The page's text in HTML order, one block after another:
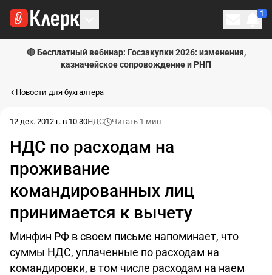
1
🔴 Бесплатный вебинар: Госзакупки 2026: изменения,
казначейское сопровождение и РНП
Новости для бухгалтера
12 дек. 2012 г. в 10:30НДС Читать 1 мин
НДС по расходам на
проживание
командированных лиц
принимается к вычету
Минфин РФ в своем письме напоминает, что
суммы НДС, уплаченные по расходам на
командировки, в том числе расходам на наем